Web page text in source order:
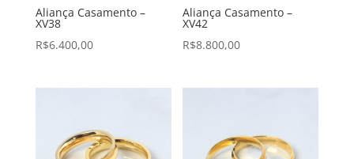
Aliança Casamento –
XV38
R$6.400,00
Aliança Casamento –
XV42
R$8.800,00